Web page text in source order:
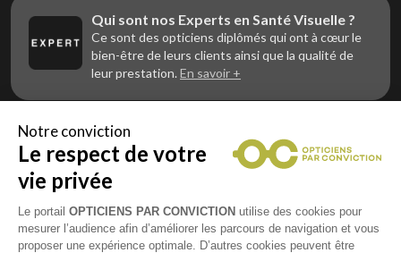
Qui sont nos Experts en Santé Visuelle ?
Ce sont des opticiens diplômés qui ont à cœur le
bien-être de leurs clients ainsi que la qualité de
leur prestation.En savoir +
Vous êtes un professionnel de la vue et
vous souhaitez nous rejoindre ?
Contactez Alliance Optic, la centrale d’achats et
d’accompagnement des opticiens indépendants
Notre conviction
Le respect de votre
vie privée
Le portail OPTICIENS PAR CONVICTION utilise des cookies pour
mesurer l’audience afin d’améliorer les parcours de navigation et vous
proposer une expérience optimale. D’autres cookies peuvent être